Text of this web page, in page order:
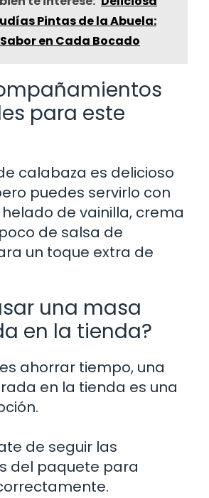
Pintas de la Abuela:
en Cada Bocado
para este
calabaza es delicioso
puedes servirlo con
de vainilla, crema
de salsa de
un toque extra de
una masa
en la tienda?
ahorrar tiempo, una
en la tienda es una
de seguir las
del paquete para